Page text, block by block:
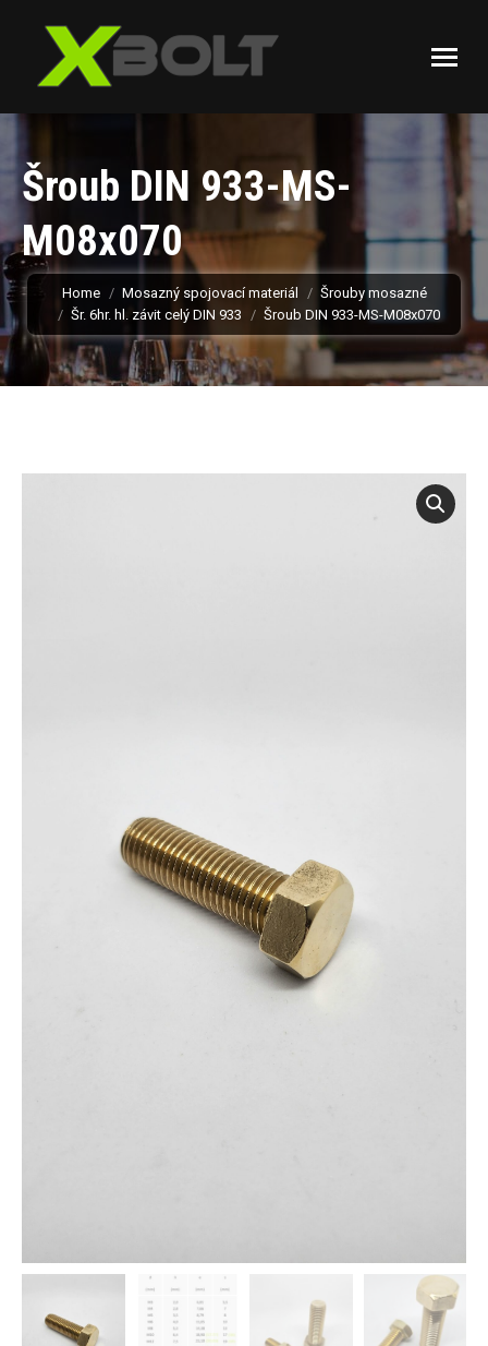
Šroub DIN 933-MS-
M08x070
You are here:
Home Mosazný spojovací materiál
Šrouby mosazné
Šr. 6hr. hl. závit celý DIN 933
Šroub DIN 933-MS-M08x070